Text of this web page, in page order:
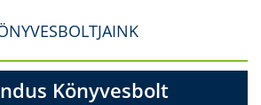
Könyvesbolt